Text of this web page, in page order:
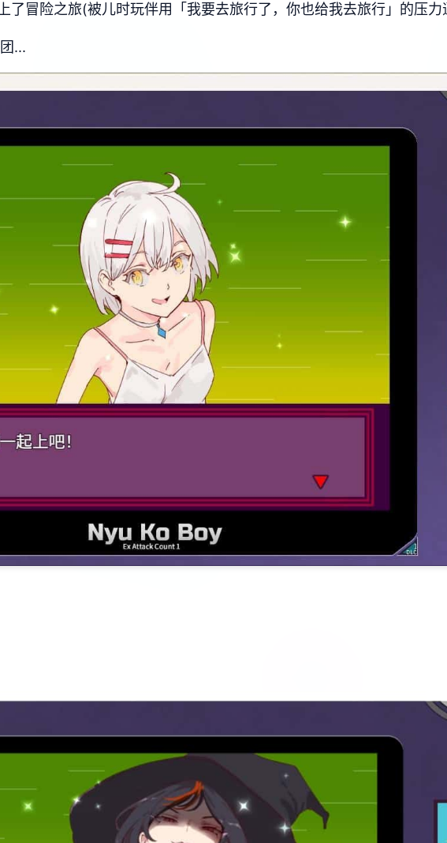
冒险之旅(被儿时玩伴用「我要去旅行了，你也给我去旅行」的压力
...